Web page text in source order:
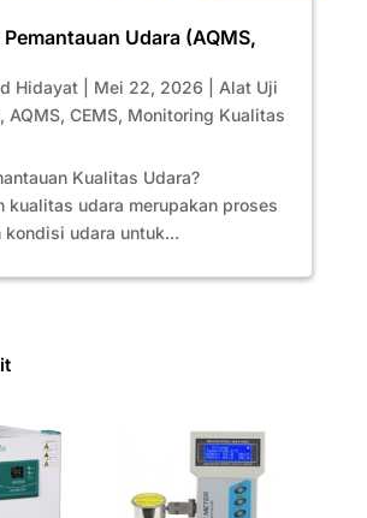
Udara (AQMS,
Hidayat| Mei 22, 2026
Alat Uji
, AQMS, CEMS, Monitoring Kualitas
Kualitas Udara?
kualitas udara merupakan proses
kondisi udara untuk...